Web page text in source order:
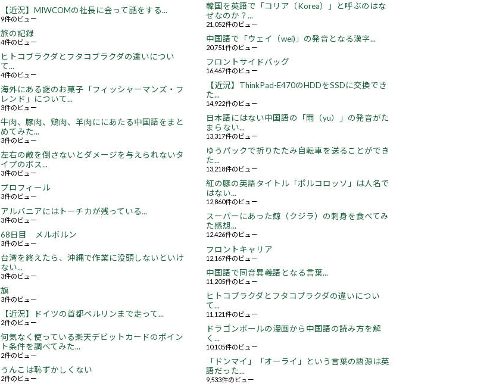
【近況】MIWCOMの社長に会って話をする...
9件のビュー
旅の記録
4件のビュー
ヒトコブラクダとフタコブラクダの違いについ
て...
4件のビュー
海外にある謎のお菓子「フィッシャーマンズ・フ
レンド」について...
3件のビュー
牛肉、豚肉、鶏肉、羊肉ににあたる中国語をまと
めてみた...
3件のビュー
左右の敵を倒さないとダメージを与えられないタ
イプのボス...
3件のビュー
プロフィール
3件のビュー
アルバニアにはトーチカが残っている...
3件のビュー
68日目 メルボルン
3件のビュー
台湾を終えたら、沖縄で作業に没頭しないといけ
ない...
3件のビュー
旗
3件のビュー
【近況】ドイツの首都ベルリンまで走って...
2件のビュー
何気なく使っている楽天デビットカードのポイン
ト条件を調べてみた...
2件のビュー
うんこは恥ずかしくない
2件のビュー
韓国を英語で「コリア（Korea）」と呼ぶのはな
ぜなのか？...
21,052件のビュー
中国語で「ウェイ（wei)」の発音となる漢字...
20,751件のビュー
フロントサイドバッグ
16,467件のビュー
【近況】ThinkPad-E470のHDDをSSDに交換でき
た...
14,922件のビュー
日本語にはない中国語の「雨（yu）」の発音がた
まらない...
13,317件のビュー
ゆうパックで折りたたみ自転車を送ることができ
た...
13,218件のビュー
紅の豚の英語タイトル「ポルコロッソ」は人名で
はない...
12,860件のビュー
スーパーにあった鯨（クジラ）の刺身を食べてみ
た感想...
12,426件のビュー
フロントキャリア
12,167件のビュー
中国語で同音異義語となる言葉...
11,205件のビュー
ヒトコブラクダとフタコブラクダの違いについ
て...
11,121件のビュー
ドラゴンボールの漫画から中国語の読み方を解
く...
10,105件のビュー
「ドンマイ」「オーライ」という言葉の語源は英
語だった...
9,533件のビュー